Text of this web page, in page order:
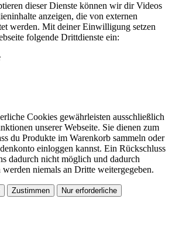
dieser Dienste können wir dir Videos
anzeigen, die von externen
werden. Mit deiner Einwilligung setzen
folgende Drittdienste ein:
Cookies gewährleisten ausschließlich
unserer Webseite. Sie dienen zum
du Produkte im Warenkorb sammeln oder
einloggen kannst. Ein Rückschluss
dadurch nicht möglich und dadurch
niemals an Dritte weitergegeben.
Zustimmen Nur erforderliche